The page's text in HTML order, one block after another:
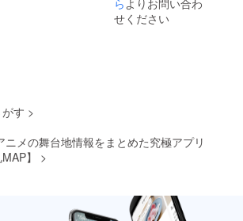
備考欄
にご記
らよりお問い合わ
せください
す >
ニメの舞台地情報をまとめた究極アプリ
】
>